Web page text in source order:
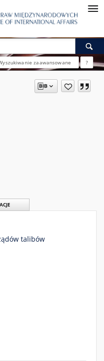
zaawansowane ?
talibów